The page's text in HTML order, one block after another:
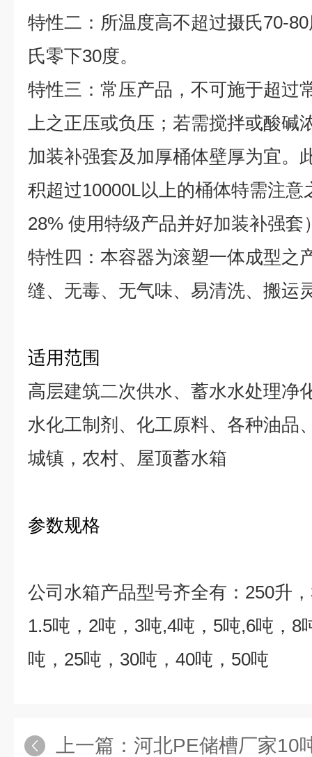
特性二：所温度高不超过摄氏70-
氏零下30度。
特性三：常压产品，不可施于超过
上之正压或负压；若需搅拌或酸碱
加装补强套及加厚桶体壁厚为宜。
积超过10000L以上的桶体特需注意
28% 使用特级产品并好加装补强套
特性四：本容器为滚塑一体成型之
缝、无毒、无气味、易清洗、搬运
适用范围
高层建筑二次供水、蓄水水处理净
水化工制剂、化工原料、各种油品
城镇，农村、屋顶蓄水箱
参数规格
公司水箱产品型号齐全有： 250升，
1.5吨， 2吨， 3吨,4吨， 5吨,6吨， 8
吨， 25吨， 30吨， 40吨， 50吨
上一篇： 河北PE储槽厂家10